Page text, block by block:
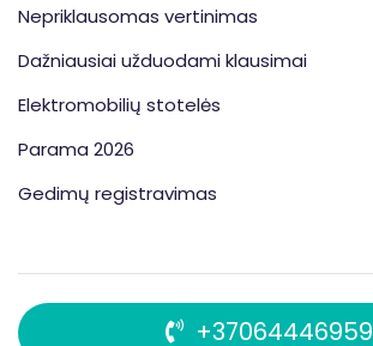
Nepriklausomas vertinimas
Dažniausiai užduodami klausimai
Elektromobilių stotelės
Parama 2026
Gedimų registravimas
+37064446959